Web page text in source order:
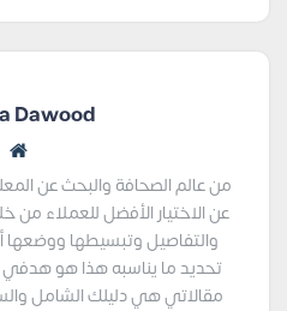
Dawood
من عالم الصحافة والبحث عن
عن الاختيار الأفضل للعملاء من
والتفاصيل وتبسيطها ووضعها
تحديد ما يناسبه هذا هو هدفي
مقالاتي هي دليلك الشامل